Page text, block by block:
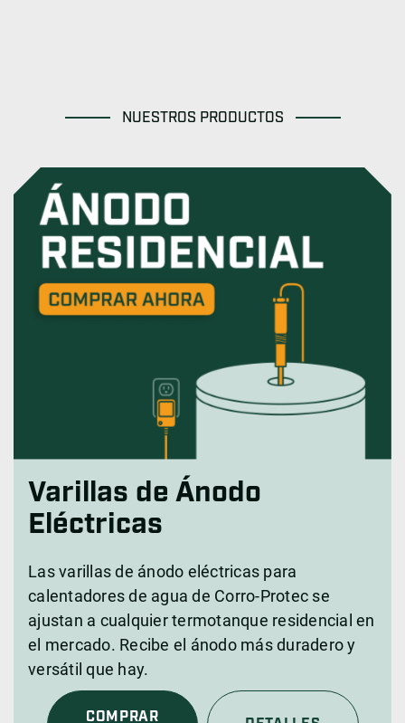
NUESTROS PRODUCTOS
Varillas de Ánodo
Eléctricas
Las varillas de ánodo eléctricas para
calentadores de agua de Corro-Protec se
ajustan a cualquier termotanque residencial en
el mercado. Recibe el ánodo más duradero y
versátil que hay.
COMPRAR